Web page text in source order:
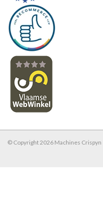
Werkplaatsinrichting |
Machines |
Cadeaubonnen &
Relatiegeschenken |
Oliën & Smeermiddelen |
© Copyright 2026 Machines Crispyn